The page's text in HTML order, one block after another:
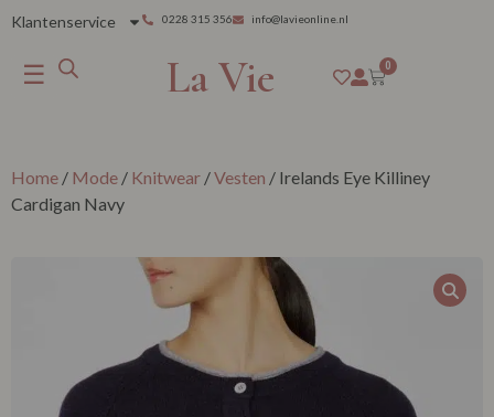
Klantenservice 0228 315 356 info@lavieonline.nl
☰ La Vie 0
Home / Mode / Knitwear /Vesten / Irelands Eye Killiney
Cardigan Navy